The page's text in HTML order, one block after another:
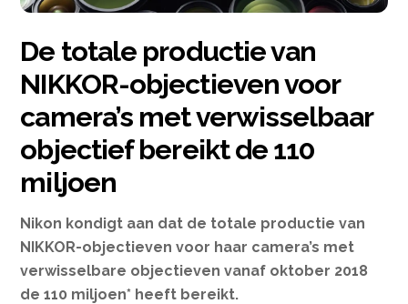
De totale productie van
NIKKOR-objectieven voor
camera’s met verwisselbaar
objectief bereikt de 110
miljoen
Nikon kondigt aan dat de totale productie van
NIKKOR-objectieven voor haar camera’s met
verwisselbare objectieven vanaf oktober 2018
de 110 miljoen* heeft bereikt.